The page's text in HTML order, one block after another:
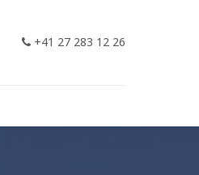
+41 27 283 12 26